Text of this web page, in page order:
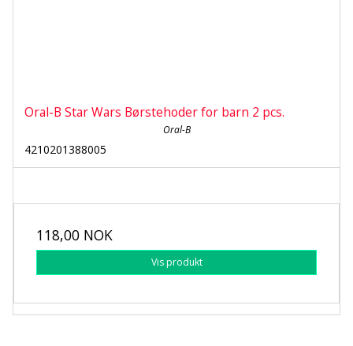
Oral-B Star Wars Børstehoder for barn 2 pcs.
Oral-B
4210201388005
118,00 NOK
Vis produkt